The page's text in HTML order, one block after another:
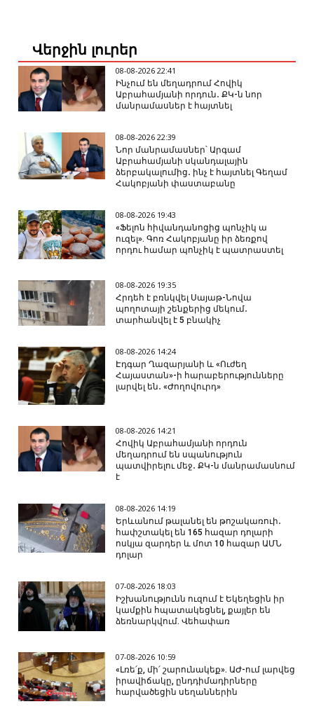
Վերջին լուրեր
08-08-2026 22:41
Ինչում են մեղադրում Հովիկ
Աբրահամյանի որդուն․ ՔԿ-ն նոր
մանրամասներ է հայտնել
08-08-2026 22:39
Նոր մանրամասներ՝ Արգամ
Աբրահամյանի սկանդալային
ձերբակալումից․ ինչ է հայտնել Գեղամ
Հակոբյանի փաստաբանը
08-08-2026 19:43
«Ֆելոն հիվանդանոցից պոնչիկ ա
ուզել». Գոռ Հակոբյանը իր ձեռքով
որդու համար պոնչիկ է պատրաստել
08-08-2026 19:35
Հրդեհ է բռնկվել Սայաթ-Նովա
պողոտայի շենքերից մեկում․
տարհանվել է 5 բնակիչ
08-08-2026 14:24
Էդգար Ղազարյանի և «Ուժեղ
Հայաստան»-ի հարաբերությունները
լարվել են․ «Ժողովուրդ»
08-08-2026 14:21
Հովիկ Աբրահամյանի որդուն
մեղադրում են սպանություն
պատվիրելու մեջ․ ՔԿ-ն մանրամասնում
է
08-08-2026 14:19
Երևանում թալանել են թոշակառուի․
հափշտակել են 165 հազար դոլարի
ոսկյա զարդեր և մոտ 10 հազար ԱՄՆ
դոլար
07-08-2026 18:03
Իշխանությունն ուզում է Եկեղեցին իր
կամքին հպատակեցնել, քայլեր են
ձեռնարկվում. Վեհափառ
07-08-2026 10:59
«Լռե՛ք, մի՛ շարունակեք». ԱԺ-ում լարվեց
իրավիճակը, ընդդիմադիրները
հարվածեցին սեղաններին